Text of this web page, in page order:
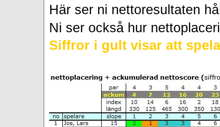
Här ser ni nettoresultaten
Ni ser också hur
Siffror i gult visar att